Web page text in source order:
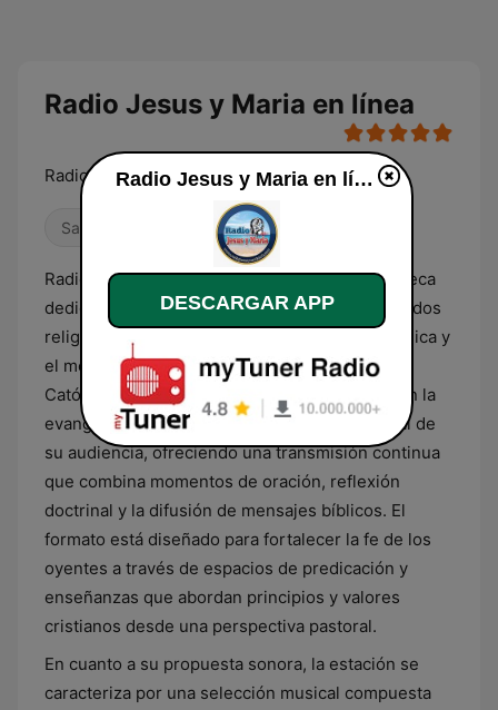
Radio Jesus y Maria en línea
Radio Católica R.C.C
Salsa
Radio Jesús y María es una emisora guatemalteca
dedicada íntegramente a la difusión de contenidos
religiosos bajo la orientación de la Iglesia Católica y
el movimiento de la Renovación Carismática
Católica (R.C.C.). Su programación se centra en la
evangelización y el acompañamiento espiritual de
su audiencia, ofreciendo una transmisión continua
que combina momentos de oración, reflexión
doctrinal y la difusión de mensajes bíblicos. El
formato está diseñado para fortalecer la fe de los
oyentes a través de espacios de predicación y
enseñanzas que abordan principios y valores
cristianos desde una perspectiva pastoral.
En cuanto a su propuesta sonora, la estación se
caracteriza por una selección musical compuesta
Radio Jesus y Maria en línea
DESCARGAR APP